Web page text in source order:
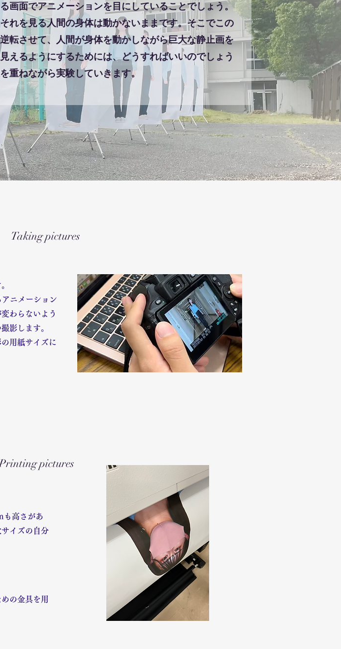
面でアニメーションを目にしていることでしょう。
を見る人間の身体は動かないままです。そこでこの
させて、人間が身体を動かしながら巨大な静止画を
るようにするためには、どうすればいいのでしょう
ねながら実験していきます。
Taking pictures
ニメーション
わらないよう
影します。
用紙サイズに
pictures
も高さがあ
イズの自分
の金具を用